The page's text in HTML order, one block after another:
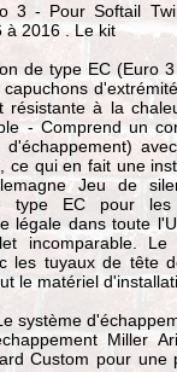
3 - Pour Softail
à 2016 . Le kit
de type EC (Euro
résistante à la
- Comprend un
ce qui en fait une
Jeu de
type EC pour les
légale dans toute
incomparable.
les tuyaux de tête
le matériel
système
Miller
Custom pour